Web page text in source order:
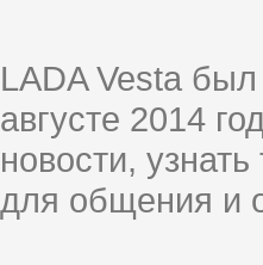
LADA Vesta
августе 2014
новости,
для общения и